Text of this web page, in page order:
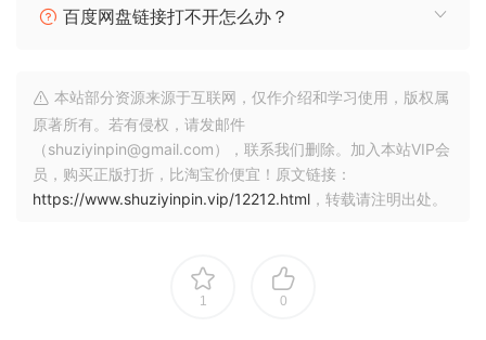
百度网盘链接打不开怎么办？
本站部分资源来源于互联网，仅作介绍和学习使用，版权属
原著所有。若有侵权，请发邮件
（shuziyinpin@gmail.com），联系我们删除。加入本站VIP会
员，购买正版打折，比淘宝价便宜！原文链接：
https://www.shuziyinpin.vip/12212.html ，转载请注明出处。
1 0